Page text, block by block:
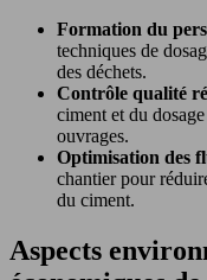
Formation du
techniques de
des déchets.
Contrôle qualité
ciment et du
ouvrages.
Optimisation des
chantier pour
du ciment.
Aspects